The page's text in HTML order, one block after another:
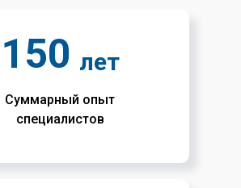
150 лет
Суммарный опыт
специалистов